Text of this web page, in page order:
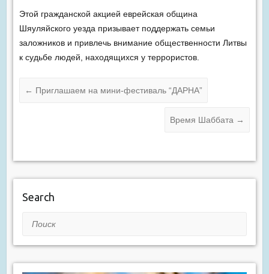
Этой гражданской акцией еврейская община
Шяуляйского уезда призывает поддержать семьи
заложников и привлечь внимание общественности Литвы
к судьбе людей, находящихся у террористов.
← Приглашаем на мини-фестиваль “ДАРНА”
Время Шаббата →
Search
Поиск